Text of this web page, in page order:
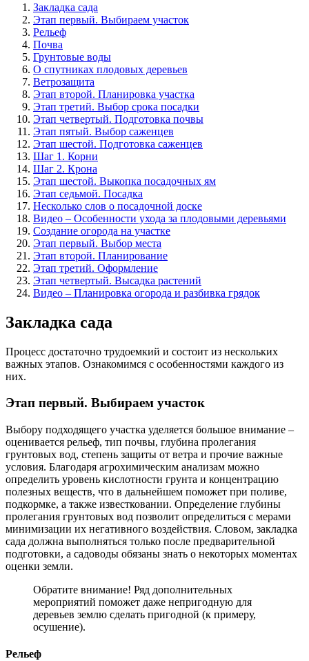
Закладка сада
Этап первый. Выбираем участок
Рельеф
Почва
Грунтовые воды
О спутниках плодовых деревьев
Ветрозащита
Этап второй. Планировка участка
Этап третий. Выбор срока посадки
Этап четвертый. Подготовка почвы
Этап пятый. Выбор саженцев
Этап шестой. Подготовка саженцев
Шаг 1. Корни
Шаг 2. Крона
Этап шестой. Выкопка посадочных ям
Этап седьмой. Посадка
Несколько слов о посадочной доске
Видео – Особенности ухода за плодовыми деревьями
Создание огорода на участке
Этап первый. Выбор места
Этап второй. Планирование
Этап третий. Оформление
Этап четвертый. Высадка растений
Видео – Планировка огорода и разбивка грядок
Закладка сада
Процесс достаточно трудоемкий и состоит из нескольких
важных этапов. Ознакомимся с особенностями каждого из
них.
Этап первый. Выбираем участок
Выбору подходящего участка уделяется большое внимание –
оценивается рельеф, тип почвы, глубина пролегания
грунтовых вод, степень защиты от ветра и прочие важные
условия. Благодаря агрохимическим анализам можно
определить уровень кислотности грунта и концентрацию
полезных веществ, что в дальнейшем поможет при поливе,
подкормке, а также известковании. Определение глубины
пролегания грунтовых вод позволит определиться с мерами
минимизации их негативного воздействия. Словом, закладка
сада должна выполняться только после предварительной
подготовки, а садоводы обязаны знать о некоторых моментах
оценки земли.
Обратите внимание! Ряд дополнительных
мероприятий поможет даже непригодную для
деревьев землю сделать пригодной (к примеру,
осушение).
Рельеф